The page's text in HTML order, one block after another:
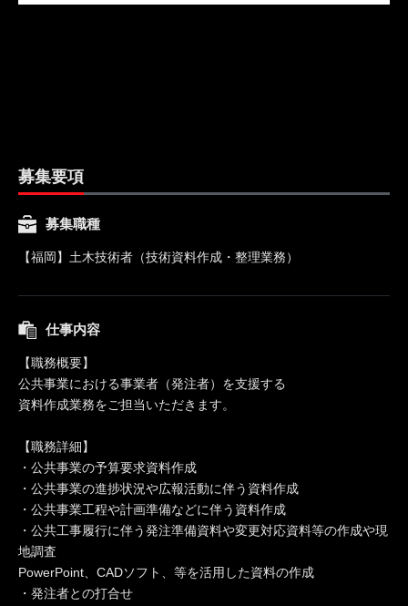
募集要項
募集職種
【福岡】土木技術者（技術資料作成・整理業務）
仕事内容
【職務概要】
公共事業における事業者（発注者）を支援する
資料作成業務をご担当いただきます。
【職務詳細】
・公共事業の予算要求資料作成
・公共事業の進捗状況や広報活動に伴う資料作成
・公共事業工程や計画準備などに伴う資料作成
・公共工事履行に伴う発注準備資料や変更対応資料等の作成や現
地調査
PowerPoint、CADソフト、等を活用した資料の作成
・発注者との打合せ